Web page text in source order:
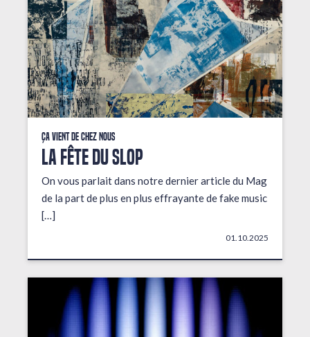
Ça vient de chez nous
LA FÊTE DU SLOP
On vous parlait dans notre dernier article du Mag
de la part de plus en plus effrayante de fake music
[…]
01.10.2025